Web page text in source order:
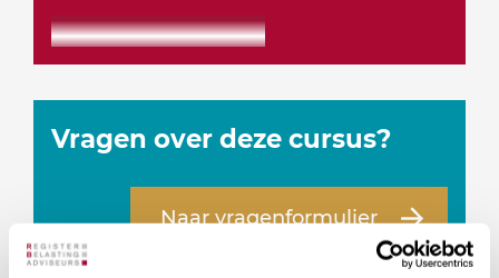
Vragen over deze cursus?
Naar vragenformulier